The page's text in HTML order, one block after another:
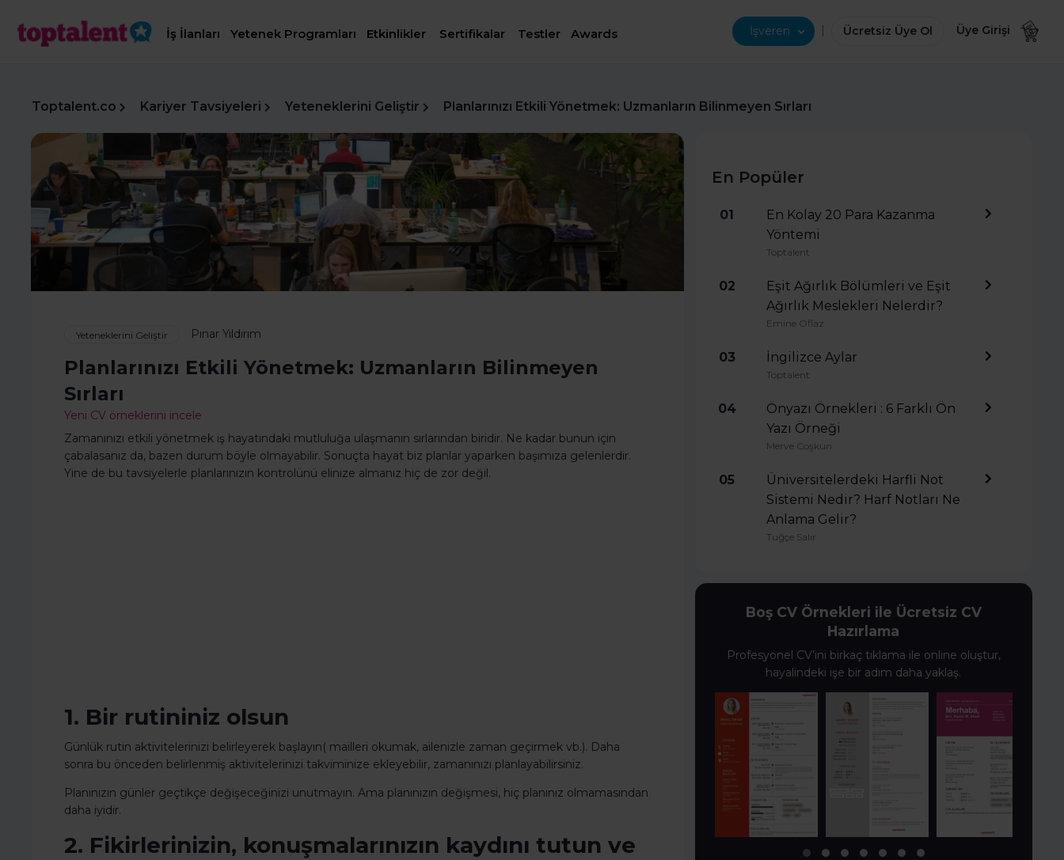
İş İlanları Yetenek Programları Etkinlikler Sertifikalar Testler Awards İşveren | Ücretsiz Üye Ol Üye Girişi
Toptalent.co Kariyer Tavsiyeleri Yeteneklerini Geliştir Planlarınızı Etkili Yönetmek: Uzmanların Bilinmeyen Sırları
Yeteneklerini Geliştir Pınar Yıldırım
Planlarınızı Etkili Yönetmek: Uzmanların Bilinmeyen
Sırları
Yeni CV örneklerini incele
Zamanınızı etkili yönetmek iş hayatındaki mutluluğa ulaşmanın sırlarından biridir. Ne kadar bunun için
çabalasanız da, bazen durum böyle olmayabilir. Sonuçta hayat biz planlar yaparken başımıza gelenlerdir.
Yine de bu tavsiyelerle planlarınızın kontrolünü elinize almanız hiç de zor değil.
1. Bir rutininiz olsun
Günlük rutin aktivitelerinizi belirleyerek başlayın( mailleri okumak, ailenizle zaman geçirmek vb.). Daha
sonra bu önceden belirlenmiş aktivitelerinizi takviminize ekleyebilir, zamanınızı planlayabilirsiniz.
Planınızın günler geçtikçe değişeceğinizi unutmayın. Ama planınızın değişmesi, hiç planınız olmamasından
daha iyidir.
2. Fikirlerinizin, konuşmalarınızın kaydını tutun ve
En Popüler
01
En Kolay 20 Para Kazanma
Yöntemi
Toptalent
02
Eşit Ağırlık Bölümleri ve Eşit
Ağırlık Meslekleri Nelerdir?
Emine Oflaz
03 İngilizce Aylar
Toptalent
04
Önyazı Örnekleri : 6 Farklı Ön
Yazı Örneği
Merve Coşkun
05
Üniversitelerdeki Harfli Not
Sistemi Nedir? Harf Notları Ne
Anlama Gelir?
Tuğçe Salır
Boş CV Örnekleri ile Ücretsiz CV
Hazırlama
Profesyonel CV’ini birkaç tıklama ile online oluştur,
hayalindeki işe bir adım daha yaklaş.